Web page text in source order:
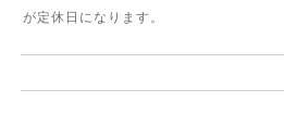
が定休日になります。